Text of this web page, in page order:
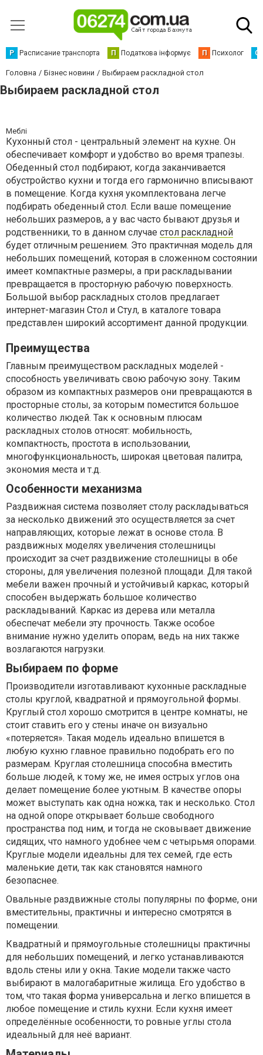
Р Расписание транспорта П Податкова інформує П Психолог С
Головна Бізнес новини Выбираем раскладной стол
Выбираем раскладной стол
Меблі
Кухонный стол - центральный элемент на кухне. Он
обеспечивает комфорт и удобство во время трапезы.
Обеденный стол подбирают, когда заканчивается
обустройство кухни и тогда его гармонично вписывают
в помещение. Когда кухня укомплектована легче
подбирать обеденный стол. Если ваше помещение
небольших размеров, а у вас часто бывают друзья и
родственники, то в данном случае стол раскладной
будет отличным решением. Это практичная модель для
небольших помещений, которая в сложенном состоянии
имеет компактные размеры, а при раскладывании
превращается в просторную рабочую поверхность.
Большой выбор раскладных столов предлагает
интернет-магазин Стол и Стул, в каталоге товара
представлен широкий ассортимент данной продукции.
Преимущества
Главным преимуществом раскладных моделей -
способность увеличивать свою рабочую зону. Таким
образом из компактных размеров они превращаются в
просторные столы, за которым поместится большое
количество людей. Так к основным плюсам
раскладных столов относят: мобильность,
компактность, простота в использовании,
многофункциональность, широкая цветовая палитра,
экономия места и т.д.
Особенности механизма
Раздвижная система позволяет столу раскладываться
за несколько движений это осуществляется за счет
направляющих, которые лежат в основе стола. В
раздвижных моделях увеличения столешницы
происходит за счет раздвижение столешницы в обе
стороны, для увеличения полезной площади. Для такой
мебели важен прочный и устойчивый каркас, который
способен выдержать большое количество
раскладываний. Каркас из дерева или металла
обеспечат мебели эту прочность. Также особое
внимание нужно уделить опорам, ведь на них также
возлагаются нагрузки.
Выбираем по форме
Производители изготавливают кухонные раскладные
столы круглой, квадратной и прямоугольной формы.
Круглый стол хорошо смотрится в центре комнаты, не
стоит ставить его у стены иначе он визуально
«потеряется». Такая модель идеально впишется в
любую кухню главное правильно подобрать его по
размерам. Круглая столешница способна вместить
больше людей, к тому же, не имея острых углов она
делает помещение более уютным. В качестве опоры
может выступать как одна ножка, так и несколько. Стол
на одной опоре открывает больше свободного
пространства под ним, и тогда не сковывает движение
сидящих, что намного удобнее чем с четырьмя опорами.
Круглые модели идеальны для тех семей, где есть
маленькие дети, так как становятся намного
безопаснее.
Овальные раздвижные столы популярны по форме, они
вместительны, практичны и интересно смотрятся в
помещении.
Квадратный и прямоугольные столешницы практичны
для небольших помещений, и легко устанавливаются
вдоль стены или у окна. Такие модели также часто
выбирают в малогабаритные жилища. Его удобство в
том, что такая форма универсальна и легко впишется в
любое помещение и стиль кухни. Если кухня имеет
определённые особенности, то ровные углы стола
идеальный для неё вариант.